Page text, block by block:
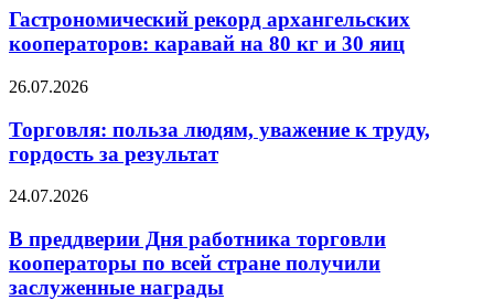
Гастрономический рекорд архангельских
кооператоров: каравай на 80 кг и 30 яиц
26.07.2026
Торговля: польза людям, уважение к труду,
гордость за результат
24.07.2026
В преддверии Дня работника торговли
кооператоры по всей стране получили
заслуженные награды